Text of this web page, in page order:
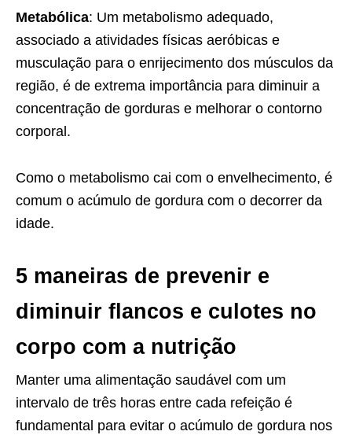
Metabólica: Um metabolismo adequado,
associado a atividades físicas aeróbicas e
musculação para o enrijecimento dos músculos da
região, é de extrema importância para diminuir a
concentração de gorduras e melhorar o contorno
corporal.
Como o metabolismo cai com o envelhecimento, é
comum o acúmulo de gordura com o decorrer da
idade.
5 maneiras de prevenir e
diminuir flancos e culotes no
corpo com a nutrição
Manter uma alimentação saudável com um
intervalo de três horas entre cada refeição é
fundamental para evitar o acúmulo de gordura nos